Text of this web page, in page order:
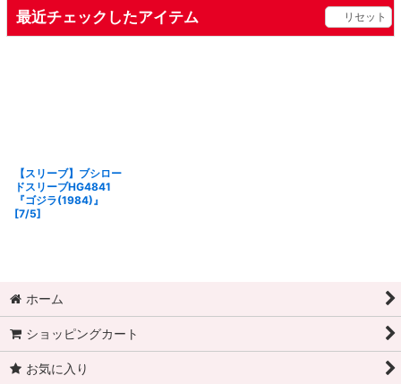
最近チェックしたアイテム リセット
【スリーブ】ブシロー
ドスリーブHG4841
『ゴジラ(1984)』
[7/5]
ホーム
ショッピングカート
お気に入り